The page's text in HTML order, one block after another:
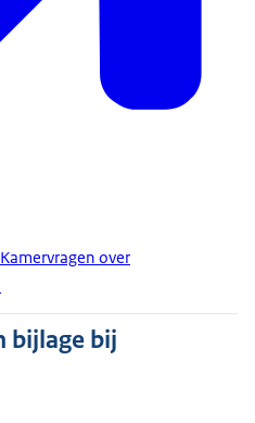
over
bijlage bij